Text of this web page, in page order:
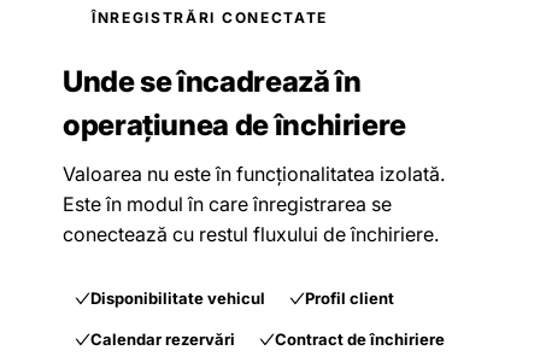
ÎNREGISTRĂRI CONECTATE
Unde se încadrează în
operațiunea de închiriere
Valoarea nu este în funcționalitatea izolată.
Este în modul în care înregistrarea se
conectează cu restul fluxului de închiriere.
Disponibilitate vehicul Profil client
Calendar rezervări Contract de închiriere